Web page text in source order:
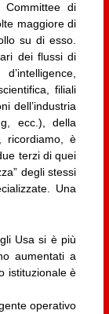
Committee di
maggiore di
su di esso.
dei flussi di
filiali
dell’industria
ecc.), della
ricordiamo, è
terzi di quei
degli stessi
Una
Usa si è più
aumentati a
istituzionale è
operativo